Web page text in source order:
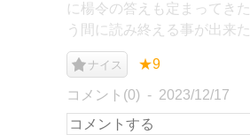
に楊令の答えも定まってき
う間に読み終える事が出来た
ナイス ★9
コメント(0) 2023/12/17